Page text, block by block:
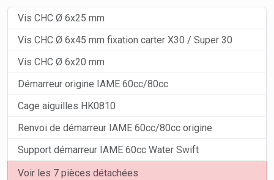
Vis CHC Ø 6x25 mm
Vis CHC Ø 6x45 mm fixation carter X30 / Super 30
Vis CHC Ø 6x20 mm
Démarreur origine IAME 60cc/80cc
Cage aiguilles HK0810
Renvoi de démarreur IAME 60cc/80cc origine
Support démarreur IAME 60cc Water Swift
Voir les 7 pièces détachées